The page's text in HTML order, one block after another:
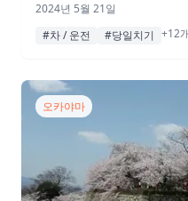
된 정보 및 가격은 변동될
역 이번 여행의 시작은 미
에는 관광 명소와 상업시설
2024년 5월 21일
#차 / 운전
#당일치기 +12
오카야마